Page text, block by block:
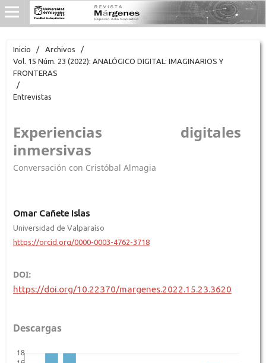
Inicio / Archivos
/
Vol. 15 Núm. 23 (2022): ANALÓGICO DIGITAL: IMAGINARIOS Y
FRONTERAS
/
Entrevistas
Experiencias digitales
inmersivas
Conversación con Cristóbal Almagia
Omar Cañete Islas
Universidad de Valparaíso
https://orcid.org/0000-0003-4762-3718
DOI:
https://doi.org/10.22370/margenes.2022.15.23.3620
Descargas